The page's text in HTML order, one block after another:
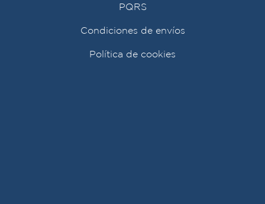
PQRS
Condiciones de envíos
Política de cookies